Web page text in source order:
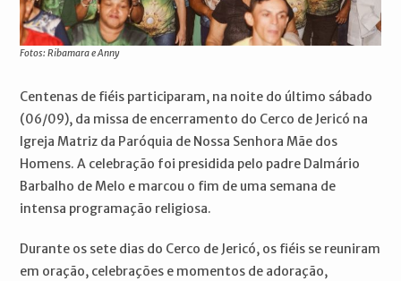
Fotos: Ribamara e Anny
Centenas de fiéis participaram, na noite do último sábado
(06/09), da missa de encerramento do Cerco de Jericó na
Igreja Matriz da Paróquia de Nossa Senhora Mãe dos
Homens. A celebração foi presidida pelo padre Dalmário
Barbalho de Melo e marcou o fim de uma semana de
intensa programação religiosa.
Durante os sete dias do Cerco de Jericó, os fiéis se reuniram
em oração, celebrações e momentos de adoração,